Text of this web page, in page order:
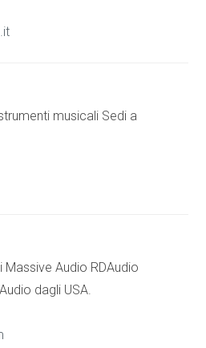
musicali Sedi a
Audio RDAudio
dagli USA.